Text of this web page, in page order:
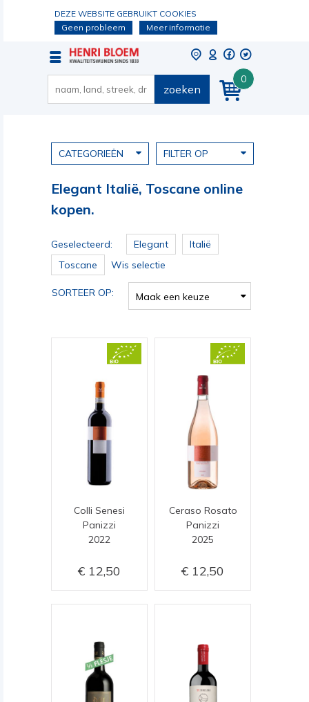
DEZE WEBSITE GEBRUIKT COOKIES
Geen probleem
Meer informatie
0
zoeken
CATEGORIEËN FILTER OP
Elegant Italië, Toscane online
kopen.
Geselecteerd: Elegant
Italië
Toscane
Wis selectie
SORTEER OP: Maak een keuze
Colli Senesi
Panizzi
2022
12,50
Ceraso Rosato
Panizzi
2025
12,50